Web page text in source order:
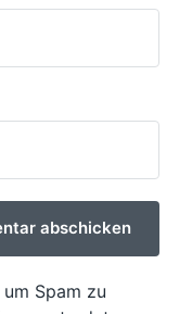
Spam zu